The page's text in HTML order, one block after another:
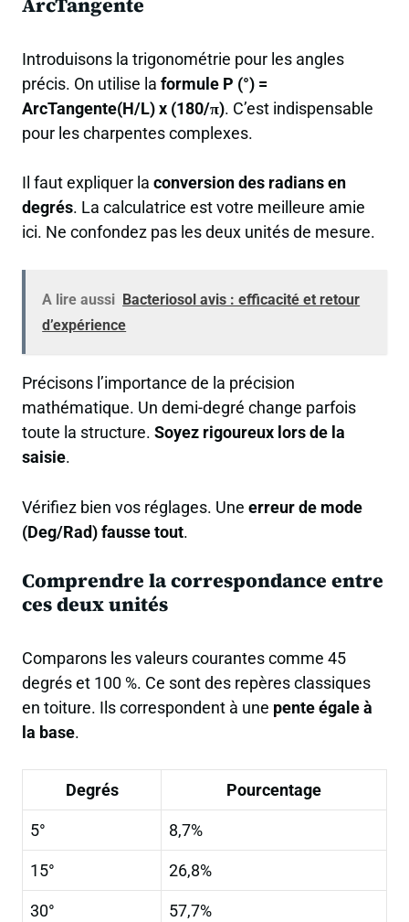
Introduisons la trigonométrie pour les angles
précis. On utilise la formule P (°) =
ArcTangente(H/L) x (180/π). C’est indispensable
pour les charpentes complexes.
Il faut expliquer la conversion des radians en
degrés. La calculatrice est votre meilleure amie
ici. Ne confondez pas les deux unités de mesure.
A lire aussi Bacteriosol avis : efficacité et retour
d’expérience
Précisons l’importance de la précision
mathématique. Un demi-degré change parfois
toute la structure. Soyez rigoureux lors de la
saisie.
Vérifiez bien vos réglages. Une erreur de mode
(Deg/Rad) fausse tout.
Comprendre la correspondance entre
ces deux unités
Comparons les valeurs courantes comme 45
degrés et 100 %. Ce sont des repères classiques
en toiture. Ils correspondent à une pente égale à
la base.
Degrés Pourcentage
5° 8,7%
15° 26,8%
30° 57,7%